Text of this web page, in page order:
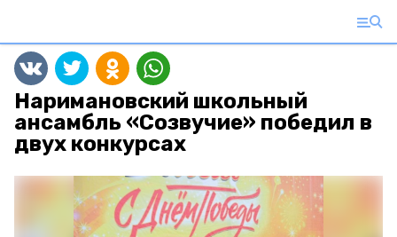
Наримановский школьный
ансамбль «Созвучие» победил в
двух конкурсах